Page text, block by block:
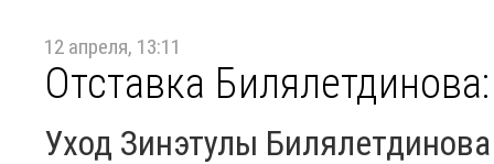
12 апреля, 13:11
Отставка
Уход Зинэтулы